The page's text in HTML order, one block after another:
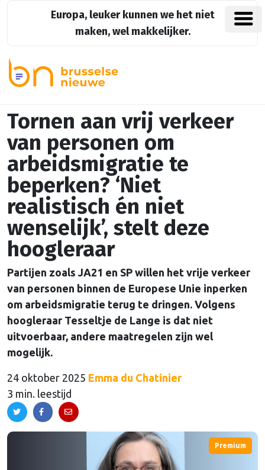
Europa, leuker kunnen we het niet
maken, wel makkelijker.
Tornen aan vrij verkeer
van personen om
arbeidsmigratie te
beperken? ‘Niet
realistisch én niet
wenselijk’, stelt deze
hoogleraar
Partijen zoals JA21 en SP willen het vrije verkeer
van personen binnen de Europese Unie inperken
om arbeidsmigratie terug te dringen. Volgens
hoogleraar Tesseltje de Lange is dat niet
uitvoerbaar, andere maatregelen zijn wel
mogelijk.
24 oktober 2025 Emma du Chatinier
3 min. leestijd
Premium